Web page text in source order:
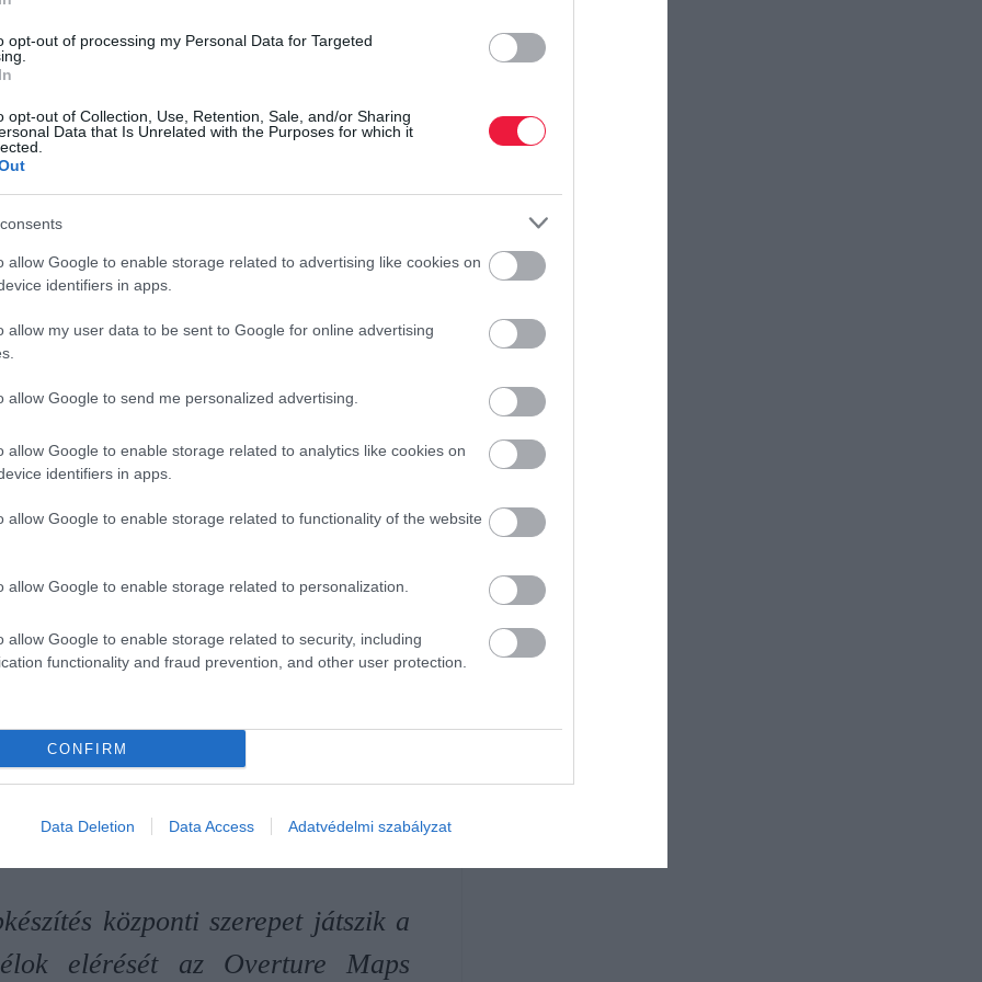
opt-out of processing my Personal Data for Targeted
opt-out of Collection, Use, Retention, Sale, and/or Sharing
Data that Is Unrelated with the Purposes for which it
allow Google to enable storage related to advertising like cookies on
identifiers in apps.
allow my user data to be sent to Google for online advertising
allow Google to send me personalized advertising.
allow Google to enable storage related to analytics like cookies on
identifiers in apps.
allow Google to enable storage related to functionality of the website
allow Google to enable storage related to personalization.
allow Google to enable storage related to security, including
functionality and fraud prevention, and other user protection.
CONFIRM
Data Deletion Data Access Adatvédelmi szabályzat
A Linux Foundation a technológiai szektor
el legújabb projektjét, melynek célja, hogy nyíltan
az Overture Maps Foundation nevű
Web Services (AWS), a Facebook anyacége a
a térképszolgáltatások terültén. Az alapítvány
amit aztán felhasználhat bármelyik résztvevő cég.
elérhetővé tenni. Ez az információs
vonatkozhat. Később ezt bővítenék több
és 3D-s épületadatokkal.
összetett kihívás, amit egyetlen
így mindenki számára
iparági összefogás
nagyban hozzájárult az Android operációs rendszer
GPS készülékgyártóként tekintsenek rá, hanem térképes
Maps API térképes és forgalmi adatait, hogy minél több
az API-n elérhető adatai árát. Emiatt számos KKV
a TomTom partnerséget az Uberrel és a Microsofttal
központi szerepet játszik a
elérését az Overture Maps